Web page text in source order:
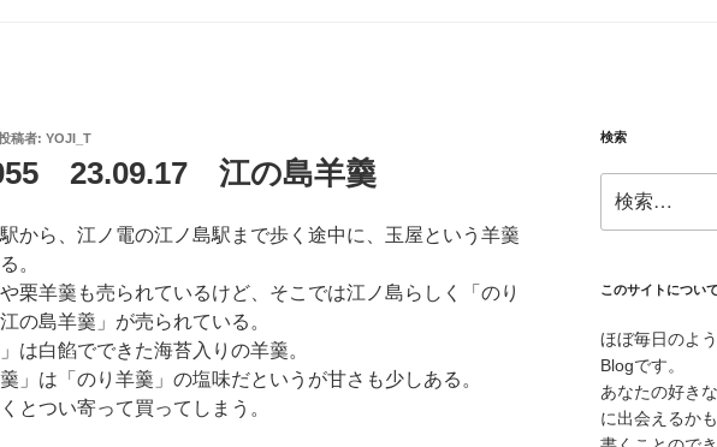
稿者: YOJI_T
23.09.17 江の島羊羹
から、江ノ電の江ノ島駅まで歩く途中に、玉屋という羊羹
。
栗羊羹も売られているけど、そこでは江ノ島らしく「のり
の島羊羹」が売られている。
」は白餡でできた海苔入りの羊羹。
羹」は「のり羊羹」の塩味だというが甘さも少しある。
とつい寄って買ってしまう。
検索
索:
このサイトについ
ほぼ毎日のよ
Blogです。
あなたの好き
に出会えるか